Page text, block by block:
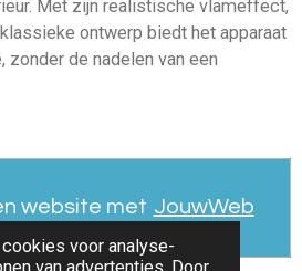
voor analyse-
van advertenties. Door
Met zijn realistische vlameffect,
ontwerp biedt het apparaat
de nadelen van een
website met JouwWeb